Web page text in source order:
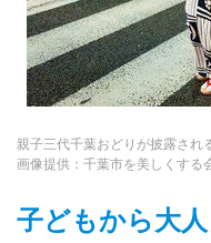
親子三代千葉おどりが披露され
画像提供：千葉市を美しくする
子どもから大